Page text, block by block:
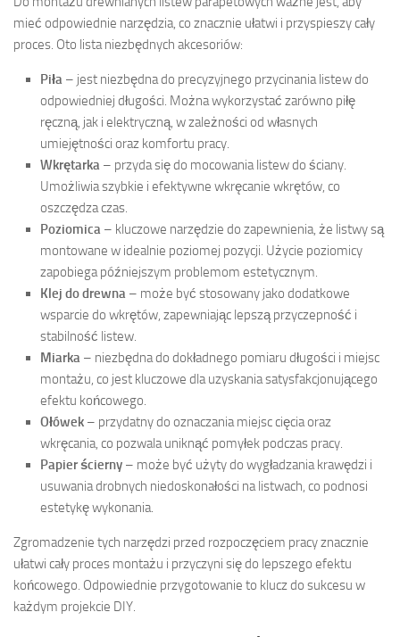
mieć odpowiednie narzędzia, co znacznie ułatwi i przyspieszy cały
proces. Oto lista niezbędnych akcesoriów:
Piła – jest niezbędna do precyzyjnego przycinania listew do
odpowiedniej długości. Można wykorzystać zarówno piłę
ręczną, jak i elektryczną, w zależności od własnych
umiejętności oraz komfortu pracy.
Wkrętarka – przyda się do mocowania listew do ściany.
Umożliwia szybkie i efektywne wkręcanie wkrętów, co
oszczędza czas.
Poziomica – kluczowe narzędzie do zapewnienia, że listwy są
montowane w idealnie poziomej pozycji. Użycie poziomicy
zapobiega późniejszym problemom estetycznym.
Klej do drewna – może być stosowany jako dodatkowe
wsparcie do wkrętów, zapewniając lepszą przyczepność i
stabilność listew.
Miarka – niezbędna do dokładnego pomiaru długości i miejsc
montażu, co jest kluczowe dla uzyskania satysfakcjonującego
efektu końcowego.
Ołówek – przydatny do oznaczania miejsc cięcia oraz
wkręcania, co pozwala uniknąć pomyłek podczas pracy.
Papier ścierny – może być użyty do wygładzania krawędzi i
usuwania drobnych niedoskonałości na listwach, co podnosi
estetykę wykonania.
Zgromadzenie tych narzędzi przed rozpoczęciem pracy znacznie
ułatwi cały proces montażu i przyczyni się do lepszego efektu
końcowego. Odpowiednie przygotowanie to klucz do sukcesu w
każdym projekcie DIY.